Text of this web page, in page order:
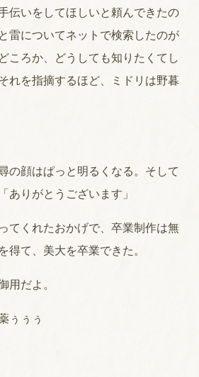
伝いをしてほしいと頼んできたの
雷についてネットで検索したのが
ころか、どうしても知りたくてし
れを指摘するほど、ミドリは野暮
の顔はぱっと明るくなる。そして
ありがとうございます」
てくれたおかげで、卒業制作は無
得て、美大を卒業できた。
だよ。
ぅぅぅ